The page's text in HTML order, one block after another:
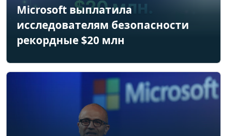
Microsoft выплатила
исследователям безопасности
рекордные $20 млн